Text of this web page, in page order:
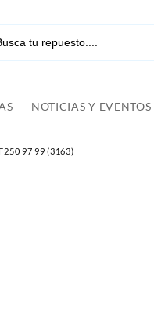
NOTICIAS Y EVENTOS
97 99 (3163)